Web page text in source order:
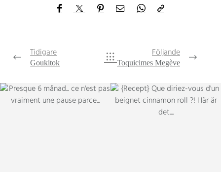
Tidigare
Goukitok
Följande
Toquicimes Megève